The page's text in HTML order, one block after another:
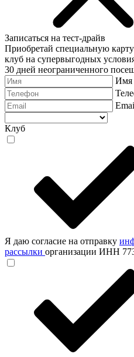
Записаться на тест-драйв
Приобретай специальную
клуб на супервыгодных
30 дней неограниченного
Имя
Клуб
Я даю согласие на отправку
рассылки организации ИНН